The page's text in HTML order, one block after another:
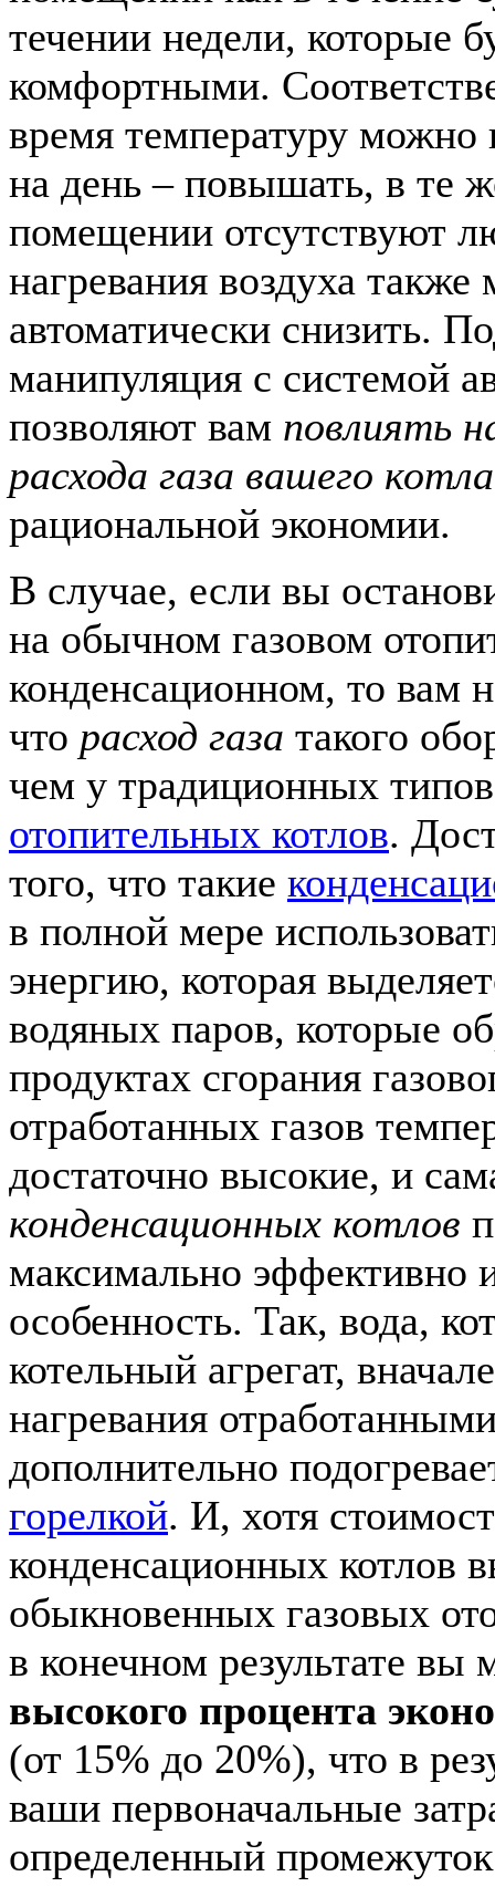
течении недели, которые
комфортными.
время температуру можно
на день – повышать, в те
помещении отсутствуют
нагревания воздуха
автоматически снизить.
манипуляция с системой
позволяют вам повлиять
расхода газа вашего котла
рациональной экономии.
В случае, если вы
на обычном газовом
конденсационном, то вам
что расход газа такого
чем у традиционных
отопительных котлов.
того, что такие
в полной мере
энергию, которая
водяных паров, которые
продуктах сгорания
отработанных газов
достаточно высокие, и
конденсационных котлов
максимально эффективно
особенность. Так, вода,
котельный агрегат,
нагревания
дополнительно
горелкой. И, хотя
конденсационных котлов
обыкновенных газовых
в конечном результате вы
высокого процента
(от 15% до 20%), что в
ваши первоначальные
определенный